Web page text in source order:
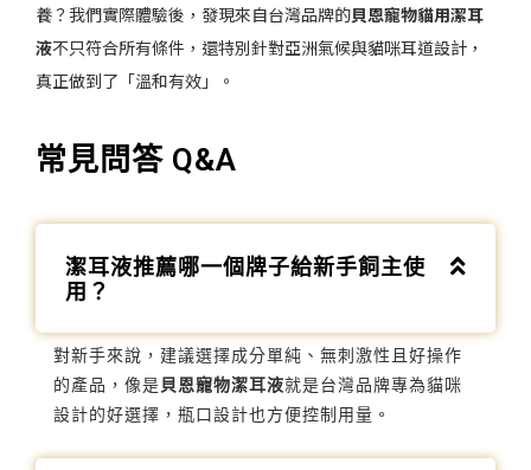
養？我們實際體驗後，發現來自台灣品牌的貝恩寵物貓用潔耳
液不只符合所有條件，還特別針對亞洲氣候與貓咪耳道設計，
真正做到了「溫和有效」。
常見問答 Q&A
潔耳液推薦哪一個牌子給新手飼主使
用？
對新手來說，建議選擇成分單純、無刺激性且好操作
的產品，像是貝恩寵物潔耳液就是台灣品牌專為貓咪
設計的好選擇，瓶口設計也方便控制用量。